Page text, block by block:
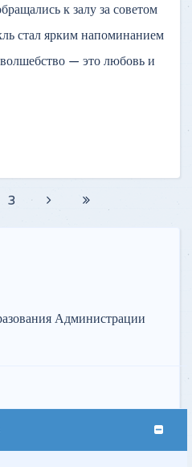
к залу за советом
стал ярким напоминанием
— это любовь и
3
Администрации